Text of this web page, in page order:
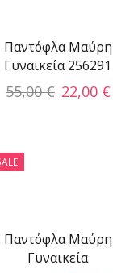
Παντόφλα Μαύρη
Γυναικεία 256291
55,00€ 22,00 €
Παντόφλα Μαύρη
Γυναικεία